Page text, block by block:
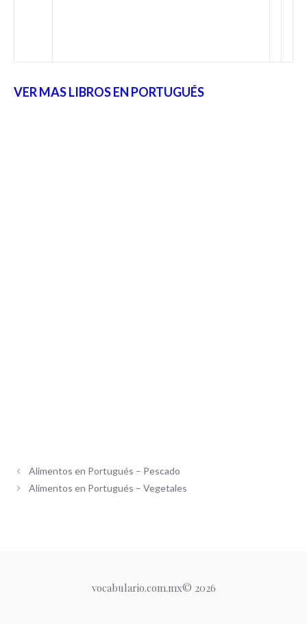
VER MAS LIBROS EN PORTUGUÉS
Alimentos en Portugués – Pescado
Alimentos en Portugués – Vegetales
vocabulario.com.mx© 2026